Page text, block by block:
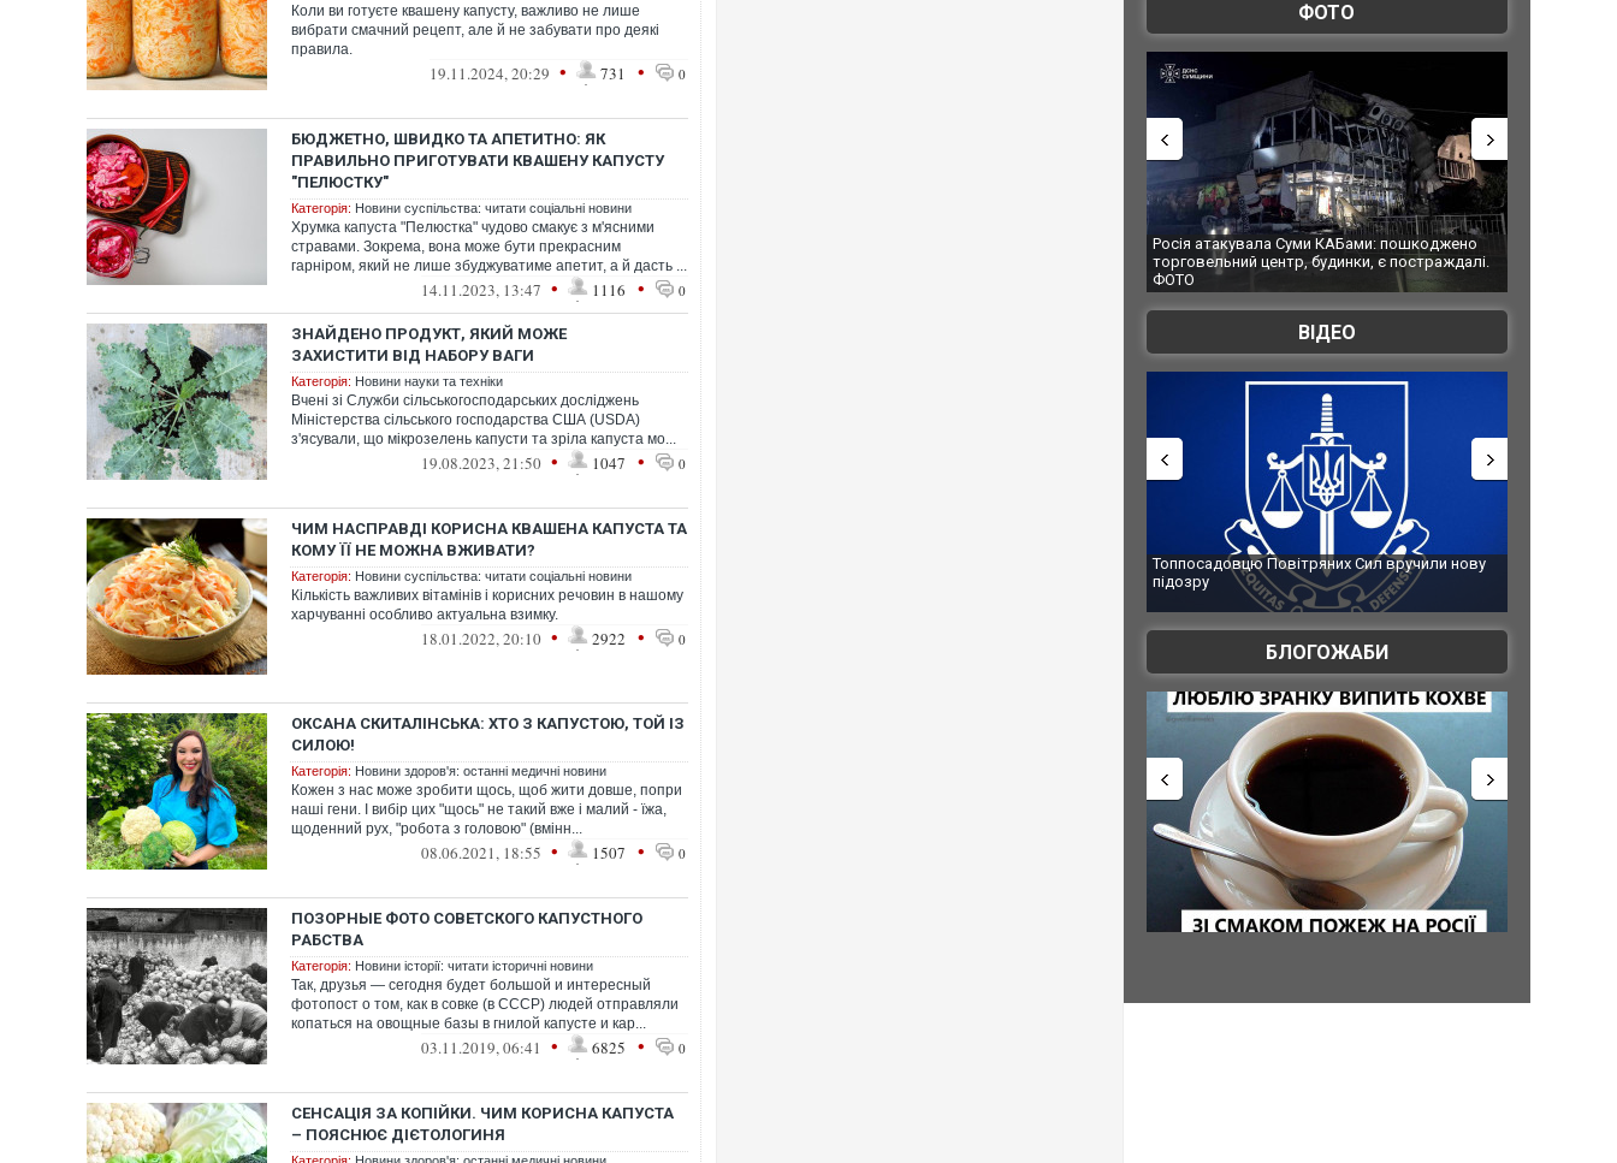
Коли ви готуєте квашену капусту, важливо не лише
вибрати смачний рецепт, але й не забувати про деякі
правила.
19.11.2024, 20:29 • 731 • 0
БЮДЖЕТНО, ШВИДКО ТА АПЕТИТНО: ЯК
ПРАВИЛЬНО ПРИГОТУВАТИ КВАШЕНУ КАПУСТУ
"ПЕЛЮСТКУ"
Категорія: Новини суспільства: читати соціальні новини
Хрумка капуста "Пелюстка" чудово смакує з м'ясними
стравами. Зокрема, вона може бути прекрасним
гарніром, який не лише збуджуватиме апетит, а й дасть ...
14.11.2023, 13:47 • 1116 • 0
ЗНАЙДЕНО ПРОДУКТ, ЯКИЙ МОЖЕ
ЗАХИСТИТИ ВІД НАБОРУ ВАГИ
Категорія: Новини науки та техніки
Вчені зі Служби сільськогосподарських досліджень
Міністерства сільського господарства США (USDA)
з'ясували, що мікрозелень капусти та зріла капуста мо...
19.08.2023, 21:50 • 1047 • 0
ЧИМ НАСПРАВДІ КОРИСНА КВАШЕНА КАПУСТА ТА
КОМУ ЇЇ НЕ МОЖНА ВЖИВАТИ?
Категорія: Новини суспільства: читати соціальні новини
Кількість важливих вітамінів і корисних речовин в нашому
харчуванні особливо актуальна взимку.
18.01.2022, 20:10 • 2922 • 0
ОКСАНА СКИТАЛІНСЬКА: ХТО З КАПУСТОЮ, ТОЙ ІЗ
СИЛОЮ!
Категорія: Новини здоров'я: останні медичні новини
Кожен з нас може зробити щось, щоб жити довше, попри
наші гени. І вибір цих "щось" не такий вже і малий - їжа,
щоденний рух, "робота з головою" (вмінн...
08.06.2021, 18:55 • 1507 • 0
ПОЗОРНЫЕ ФОТО СОВЕТСКОГО КАПУСТНОГО
РАБСТВА
Категорія: Новини історії: читати історичні новини
Так, друзья — сегодня будет большой и интересный
фотопост о том, как в совке (в СССР) людей отправляли
копаться на овощные базы в гнилой капусте и кар...
03.11.2019, 06:41 • 6825 • 0
СЕНСАЦІЯ ЗА КОПІЙКИ. ЧИМ КОРИСНА КАПУСТА
– ПОЯСНЮЄ ДІЄТОЛОГИНЯ
ФОТО
Росія атакувала Суми КАБами: пошкоджено
торговельний центр, будинки, є постраждалі.
Українські надзвичайники врятували козуленя
під час ліквідації масштабної лісової пожежі у
ВІДЕО
Топпосадовцю Повітряних Сил вручили нову
Сили оборони уразили Ярославський НПЗ:
губернатор регіону заявив про наймасштабнішу
атаку. ВІДЕО
БЛОГОЖАБИ